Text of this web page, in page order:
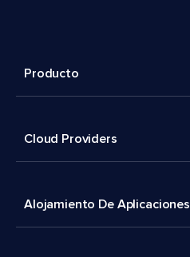
Producto
Cloud Providers
Alojamiento De Aplicaciones